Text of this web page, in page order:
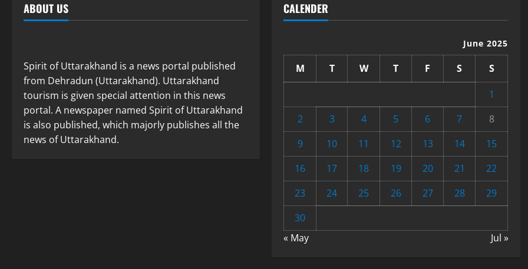
ABOUT US
Spirit of Uttarakhand is a news portal published
from Dehradun (Uttarakhand). Uttarakhand
tourism is given special attention in this news
portal. A newspaper named Spirit of Uttarakhand
is also published, which majorly publishes all the
news of Uttarakhand.
CALENDER
June 2025
M T W T F S
S
1
2
3 4 5 6 7
8
9
10 11 12 13 14
15
16
17 18 19 20 21
22
23
24 25 26 27 28
29
30
« May
Jul »